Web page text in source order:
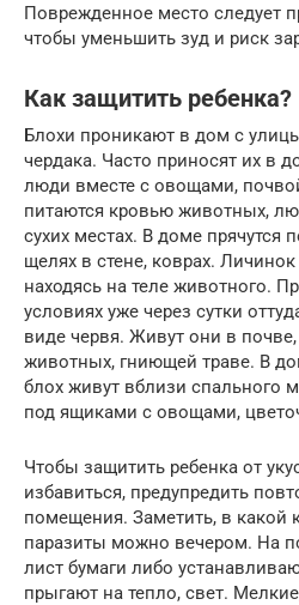
Поврежденное место следует
чтобы уменьшить зуд и риск
Как защитить ребенка?
Блохи проникают в дом с
чердака. Часто приносят их в
люди вместе с овощами,
питаются кровью животных,
сухих местах. В доме прячутся
щелях в стене, коврах.
находясь на теле животного.
условиях уже через сутки
виде червя. Живут они в почве,
животных, гниющей траве. В
блох живут вблизи спального
под ящиками с овощами,
Чтобы защитить ребенка от
избавиться, предупредить
помещения. Заметить, в какой
паразиты можно вечером. На
лист бумаги либо
прыгают на тепло, свет.